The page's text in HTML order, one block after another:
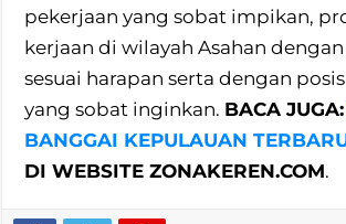
pekerjaan yang sobat impikan,
kerjaan di wilayah Asahan
sesuai harapan serta dengan
yang sobat inginkan. BACA JUGA:
BANGGAI KEPULAUAN
DI WEBSITE ZONAKEREN.COM.